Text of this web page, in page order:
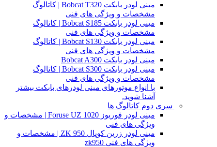
مینی لودر بابکت Bobcat T320 | کاتالوگ
مشخصات و ویژگی های فنی
مینی لودر بابکت Bobcat S185 | کاتالوگ
مشخصات و ویژگی های فنی
مینی لودر بابکت Bobcat S130 | کاتالوگ
مشخصات و ویژگی های فنی
مینی لودر بابکت Bobcat A300
مینی لودر بابکت Bobcat S300 | کاتالوگ
مشخصات و ویژگی های فنی
با انواع موتورهای مینی لودرهای بابکت بیشتر
آشنا شوید.
سری دوم کاتالوگ ها
مینی لودر فوریوز Foruse UZ 1020 | مشخصات و
ویژگی های فنی
مینی لودر زرین کوپال ZK 950 | مشخصات و
ویژگی های فنی zk950